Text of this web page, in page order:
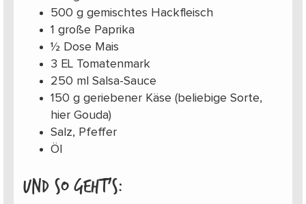
500 g gemischtes Hackfleisch
1 große Paprika
½ Dose Mais
3 EL Tomatenmark
250 ml Salsa-Sauce
150 g geriebener Käse (beliebige Sorte,
hier Gouda)
Salz, Pfeffer
Öl
Und so geht’s: